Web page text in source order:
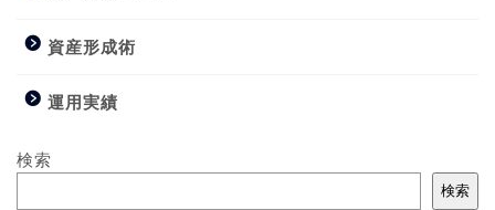
資産形成術
運用実績
検索
検索